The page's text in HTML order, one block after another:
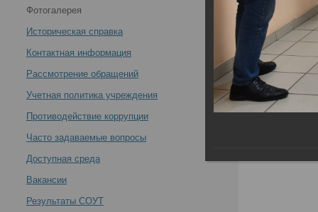
В Российском центре судебно-медицинской
Фотогалерея
Историческая справка
Контактная информация
Рассмотрение обращений
Учетная политика учреждения
Противодействие коррупции
Часто задаваемые вопросы
Доступная среда
Вакансии
Результаты СОУТ